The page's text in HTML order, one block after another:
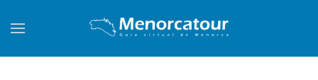
Skip to main content